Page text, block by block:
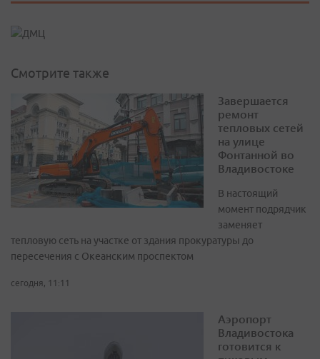
Смотрите также
Завершается
ремонт
тепловых сетей
на улице
Фонтанной во
Владивостоке
В настоящий
момент подрядчик
заменяет
тепловую сеть на участке от здания прокуратуры до
пересечения с Океанским проспектом
сегодня, 11:11
Аэропорт
Владивостока
готовится к